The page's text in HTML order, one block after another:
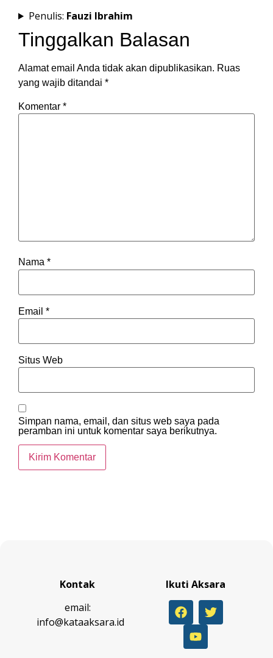
Penulis: Fauzi Ibrahim
Tinggalkan Balasan
Alamat email Anda tidak akan dipublikasikan. Ruas
yang wajib ditandai *
Komentar *
Nama *
Email *
Situs Web
Simpan nama, email, dan situs web saya pada
peramban ini untuk komentar saya berikutnya.
Kontak
email:
info@kataaksara.id
Ikuti Aksara